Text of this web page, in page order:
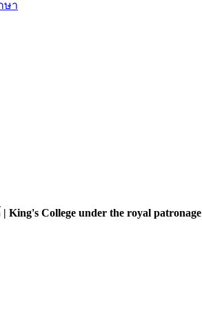
ษา
College under the royal patronage